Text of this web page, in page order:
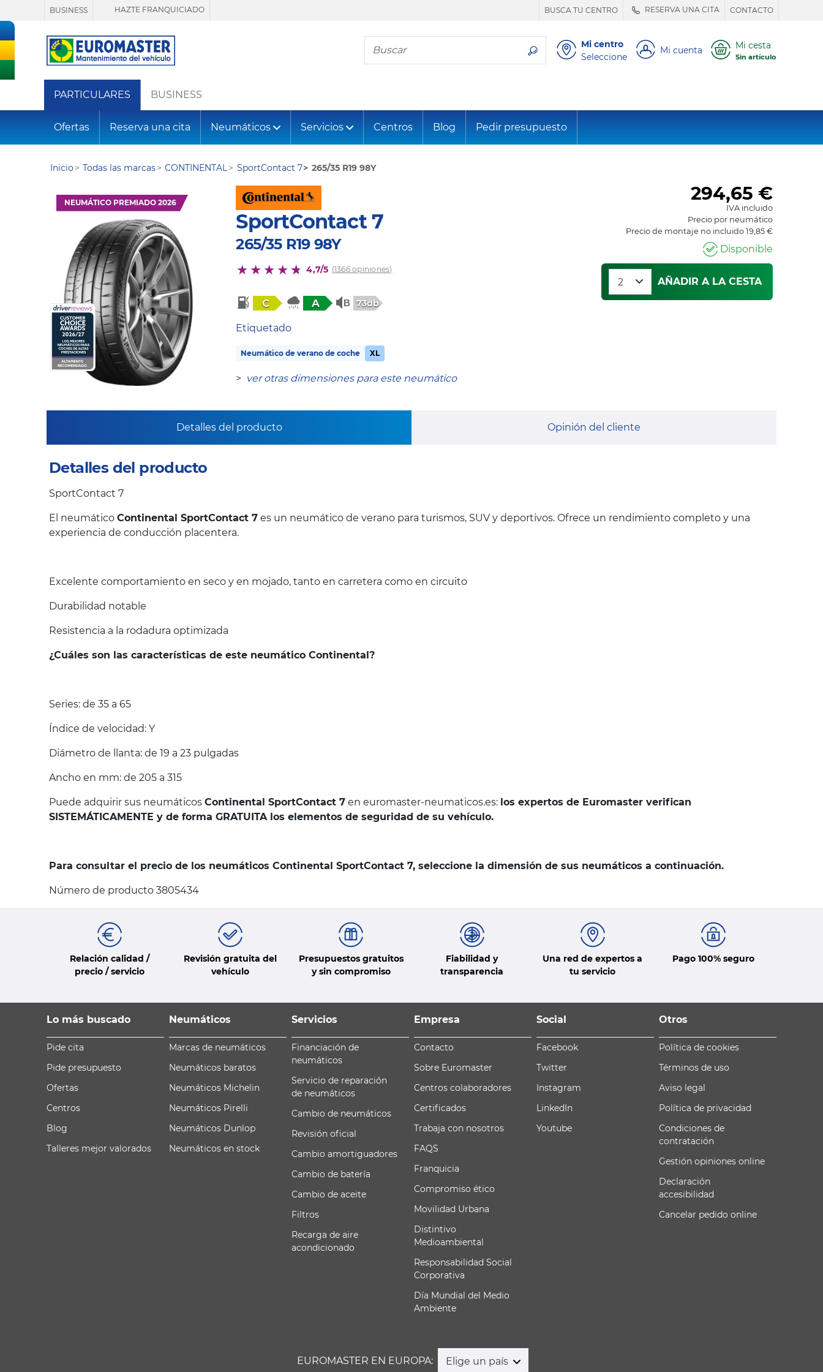
BUSINESS HAZTE FRANQUICIADO BUSCA TU CENTRO RESERVA UNA CITA CONTACTO
Busca tu neumático
Mi centro
Seleccione
Mi cuenta Mi cesta
Sin artículo
PARTICULARES BUSINESS
Ofertas Reserva una cita Neumáticos Servicios Centros Blog Pedir presupuesto
Inicio Todas las marcas CONTINENTAL SportContact 7 265/35 R19 98Y
NEUMÁTICO PREMIADO 2026
SportContact 7
265/35 R19 98Y
4,7/5 (1366 opiniones)
C A 73db
Etiquetado
Neumático de verano de coche XL
> ver otras dimensiones para este neumático
294,65 €
IVA incluido
Precio por neumático
Precio de montaje no incluido 19,85 €
Disponible
AÑADIR A LA CESTA
Detalles del producto Opinión del cliente
Detalles del producto
SportContact 7
El neumático Continental SportContact 7 es un neumático de verano para turismos, SUV y deportivos. Ofrece un rendimiento completo y una
experiencia de conducción placentera.
Excelente comportamiento en seco y en mojado, tanto en carretera como en circuito
Durabilidad notable
Resistencia a la rodadura optimizada
¿Cuáles son las características de este neumático Continental?
Series: de 35 a 65
Índice de velocidad: Y
Diámetro de llanta: de 19 a 23 pulgadas
Ancho en mm: de 205 a 315
Puede adquirir sus neumáticos Continental SportContact 7 en euromaster-neumaticos.es: los expertos de Euromaster verifican
SISTEMÁTICAMENTE y de forma GRATUITA los elementos de seguridad de su vehículo.
Para consultar el precio de los neumáticos Continental SportContact 7, seleccione la dimensión de sus neumáticos a continuación.
Número de producto 3805434
Relación calidad /
precio / servicio
Revisión gratuita del
vehículo
Presupuestos gratuitos
y sin compromiso
Fiabilidad y
transparencia
Una red de expertos a
tu servicio
Pago 100% seguro
Lo más buscado
Pide cita
Pide presupuesto
Ofertas
Centros
Blog
Talleres mejor valorados
Neumáticos
Marcas de neumáticos
Neumáticos baratos
Neumáticos Michelin
Neumáticos Pirelli
Neumáticos Dunlop
Neumáticos en stock
Servicios
Financiación de
neumáticos
Servicio de reparación
de neumáticos
Cambio de neumáticos
Revisión oficial
Cambio amortiguadores
Cambio de batería
Cambio de aceite
Filtros
Recarga de aire
acondicionado
Empresa
Contacto
Sobre Euromaster
Centros colaboradores
Certificados
Trabaja con nosotros
FAQS
Franquicia
Compromiso ético
Movilidad Urbana
Distintivo
Medioambiental
Responsabilidad Social
Corporativa
Día Mundial del Medio
Ambiente
Social
Facebook
Twitter
Instagram
LinkedIn
Youtube
Otros
Política de cookies
Términos de uso
Aviso legal
Política de privacidad
Condiciones de
contratación
Gestión opiniones online
Declaración
accesibilidad
Cancelar pedido online
EUROMASTER EN EUROPA: Elige un país